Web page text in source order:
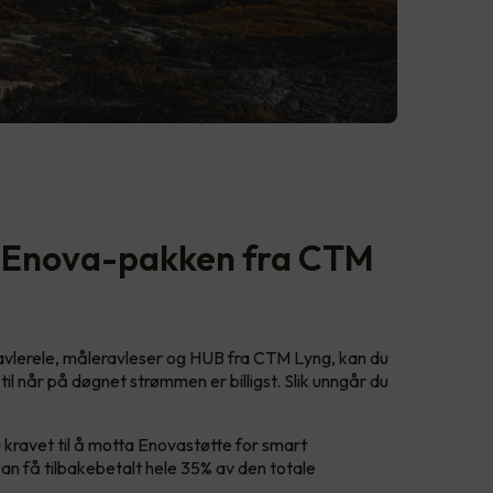
pakken fra CTM
måleravleser og HUB fra CTM Lyng, kan du
når på døgnet strømmen er billigst. Slik unngår du
til å motta Enovastøtte for smart
få tilbakebetalt hele 35% av den totale